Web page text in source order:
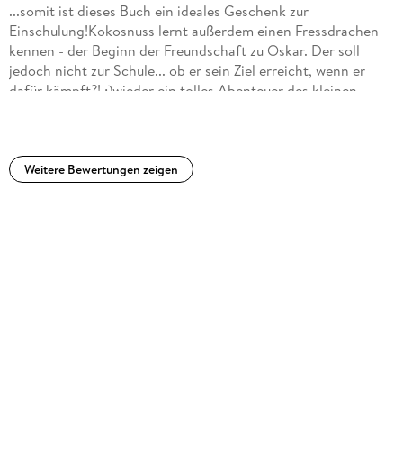
...somit ist dieses Buch ein ideales Geschenk zur
Einschulung!Kokosnuss lernt außerdem einen Fressdrachen
kennen - der Beginn der Freundschaft zu Oskar. Der soll
jedoch nicht zur Schule... ob er sein Ziel erreicht, wenn er
dafür kämpft?! :)wieder ein tolles Abenteuer des kleinen
Weitere Bewertungen zeigen